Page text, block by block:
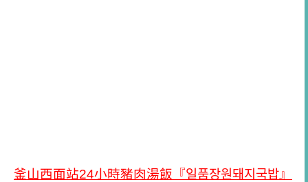
釜山西面站24小時豬肉湯飯『일품장원돼지국밥』